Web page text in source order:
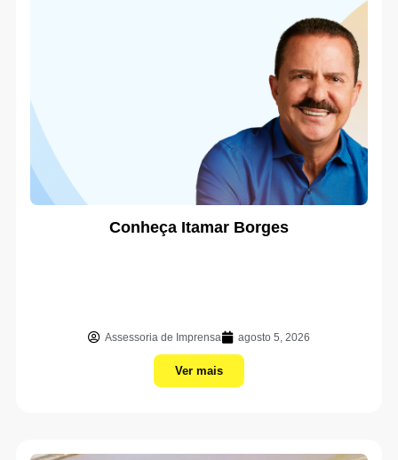
Conheça Itamar Borges
Assessoria de Imprensa agosto 5, 2026
Ver mais